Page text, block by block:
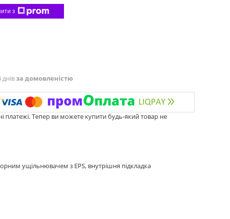
з
за домовленістю
платежі. Тепер ви можете купити будь-який товар не
ущільнювачем з EPS, внутрішня підкладка